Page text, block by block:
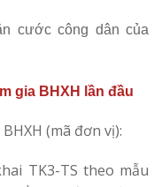
cước công dân của
gia BHXH lần đầu
(mã đơn vị):
TK3-TS theo mẫu